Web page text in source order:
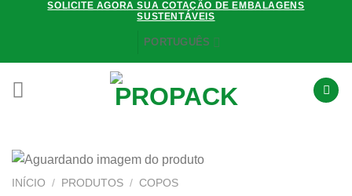
SOLICITE AGORA SUA COTAÇÃO DE EMBALAGENS
SUSTENTÁVEIS
PORTUGUÊS
INÍCIO / PRODUTOS / COPOS